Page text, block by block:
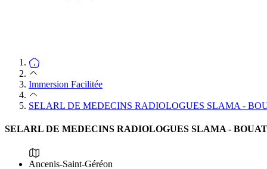
Immersion Facilitée
SELARL DE MEDECINS RADIOLOGUES SLAMA -
SELARL DE MEDECINS RADIOLOGUES SLAMA -
Ancenis-Saint-Géréon